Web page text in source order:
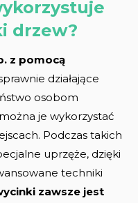
drzew?
z pomocą
działające
osobom
je wykorzystać
Podczas takich
uprzęże, dzięki
techniki
zawsze jest